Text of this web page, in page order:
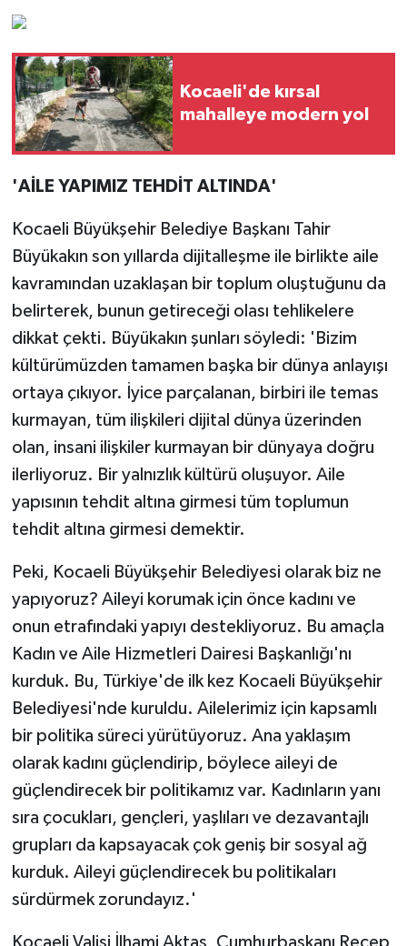
Kocaeli'de kırsal
mahalleye modern yol
'AİLE YAPIMIZ TEHDİT ALTINDA'
Kocaeli Büyükşehir Belediye Başkanı Tahir
Büyükakın son yıllarda dijitalleşme ile birlikte aile
kavramından uzaklaşan bir toplum oluştuğunu da
belirterek, bunun getireceği olası tehlikelere
dikkat çekti. Büyükakın şunları söyledi: 'Bizim
kültürümüzden tamamen başka bir dünya anlayışı
ortaya çıkıyor. İyice parçalanan, birbiri ile temas
kurmayan, tüm ilişkileri dijital dünya üzerinden
olan, insani ilişkiler kurmayan bir dünyaya doğru
ilerliyoruz. Bir yalnızlık kültürü oluşuyor. Aile
yapısının tehdit altına girmesi tüm toplumun
tehdit altına girmesi demektir.
Peki, Kocaeli Büyükşehir Belediyesi olarak biz ne
yapıyoruz? Aileyi korumak için önce kadını ve
onun etrafındaki yapıyı destekliyoruz. Bu amaçla
Kadın ve Aile Hizmetleri Dairesi Başkanlığı'nı
kurduk. Bu, Türkiye'de ilk kez Kocaeli Büyükşehir
Belediyesi'nde kuruldu. Ailelerimiz için kapsamlı
bir politika süreci yürütüyoruz. Ana yaklaşım
olarak kadını güçlendirip, böylece aileyi de
güçlendirecek bir politikamız var. Kadınların yanı
sıra çocukları, gençleri, yaşlıları ve dezavantajlı
grupları da kapsayacak çok geniş bir sosyal ağ
kurduk. Aileyi güçlendirecek bu politikaları
sürdürmek zorundayız.'
Kocaeli Valisi İlhami Aktaş, Cumhurbaşkanı Recep